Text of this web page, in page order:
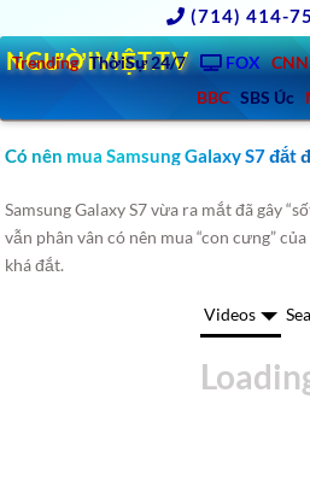
(714) 414-
Trending ThờiSự 24/7 FOX CNN
BBC SBS Úc
NGƯỜIVIỆT.TV
Có nên mua Samsung Galaxy S7 đắt
Samsung Galaxy S7 vừa ra mắt đã gây
vẫn phân vân có nên mua “con cưng”
khá đắt.
Videos